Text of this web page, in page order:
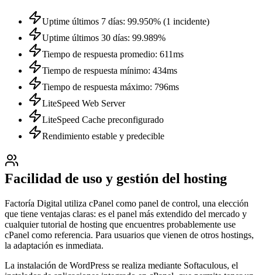
Uptime últimos 7 días: 99.950% (1 incidente)
Uptime últimos 30 días: 99.989%
Tiempo de respuesta promedio: 611ms
Tiempo de respuesta mínimo: 434ms
Tiempo de respuesta máximo: 796ms
LiteSpeed Web Server
LiteSpeed Cache preconfigurado
Rendimiento estable y predecible
Facilidad de uso y gestión del hosting
Factoría Digital utiliza cPanel como panel de control, una elección
que tiene ventajas claras: es el panel más extendido del mercado y
cualquier tutorial de hosting que encuentres probablemente use
cPanel como referencia. Para usuarios que vienen de otros hostings,
la adaptación es inmediata.
La instalación de WordPress se realiza mediante Softaculous, el